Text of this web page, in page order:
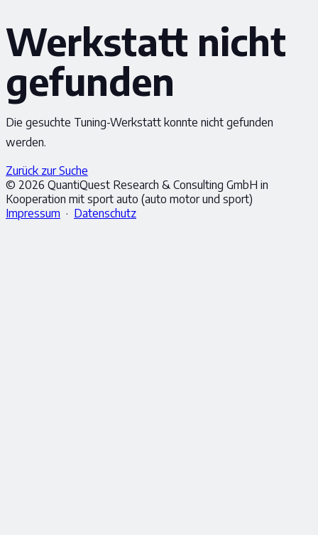
Werkstatt nicht
gefunden
Die gesuchte Tuning-Werkstatt konnte nicht gefunden
werden.
Zurück zur Suche
© 2026 QuantiQuest Research & Consulting GmbH in
Kooperation mit sport auto (auto motor und sport)
Impressum · Datenschutz